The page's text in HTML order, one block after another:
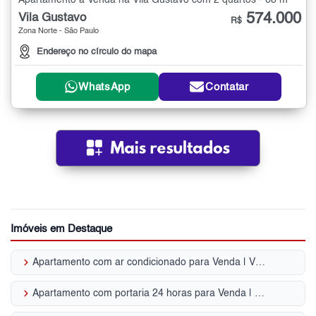
Vila Gustavo
Zona Norte - São Paulo
Endereço no círculo do mapa
R$ 574.000
WhatsApp Contatar
Imóveis em Destaque
keyboard_arrow_right Apartamento com ar condicionado para Venda | Vila Gustavo
keyboard_arrow_right Apartamento com portaria 24 horas para Venda | Vila Gustavo